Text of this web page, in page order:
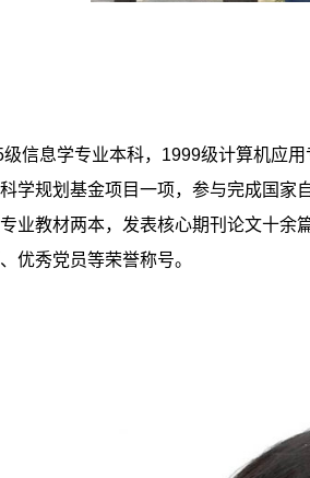
信息学专业本科，1999级计算机应
学规划基金项目一项，参与完成国
业教材两本，发表核心期刊论文十余
优秀党员等荣誉称号。